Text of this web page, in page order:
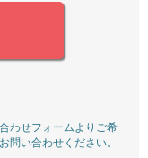
わせフォームよりご希
問い合わせください。